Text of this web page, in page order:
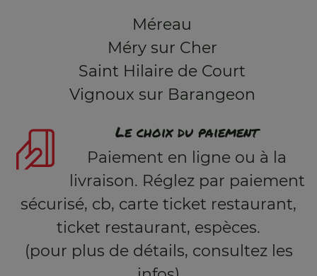
Méreau
Méry sur Cher
Saint Hilaire de Court
Vignoux sur Barangeon
Le choix du paiement
Paiement en ligne ou à la
livraison. Réglez par paiement
sécurisé, cb, carte ticket restaurant,
ticket restaurant, espèces.
(pour plus de détails, consultez les